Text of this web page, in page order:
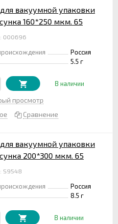
вакуумной упаковки
160*250 мкм. 65
000696
Россия
5.5 г
В наличии
просмотр
Сравнение
вакуумной упаковки
200*300 мкм. 65
S9548
Россия
8.5 г
В наличии